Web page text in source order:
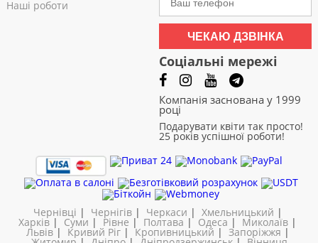
Наші роботи
ЧЕКАЮ ДЗВІНКА
Соціальні мережі
Компанія заснована у 1999
році
Подарувати квіти так просто!
25 років успішної роботи!
Чернівці | Чернігів| Черкаси | Хмельницький |
Харків | Суми | Рівне | Полтава | Одеса | Миколаїв |
Львів| Кривий Ріг|Кропивницький | Запоріжжя |